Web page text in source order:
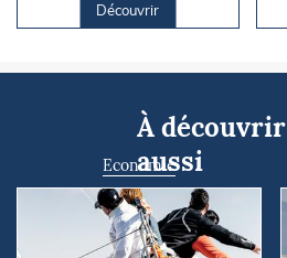
Découvrir
À découvrir
aussi
Economie